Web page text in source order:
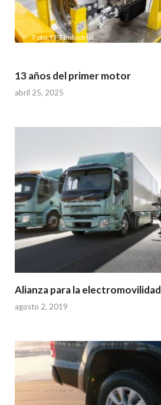
Foto: FPT Industrial
13 años del primer motor
abril 25, 2025
Alianza para la electromovilidad
agosto 2, 2019